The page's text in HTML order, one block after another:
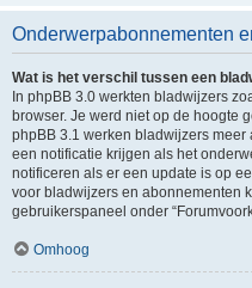
Onderwerpabonnementen
Wat is het verschil tussen een
In phpBB 3.0 werkten bladwijzers
browser. Je werd niet op de hoogte
phpBB 3.1 werken bladwijzers
een notificatie krijgen als het
notificeren als er een update is op
voor bladwijzers en abonnementen
gebruikerspaneel onder
Omhoog